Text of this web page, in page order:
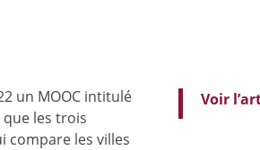
un MOOC intitulé
que les trois
compare les villes
Voir